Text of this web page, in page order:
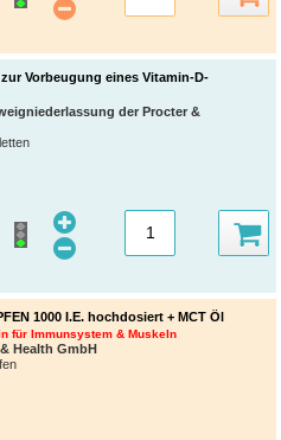
Vorbeugung eines Vitamin-D-
der Procter &
1000 I.E. hochdosiert + MCT Öl
für Immunsystem & Muskeln
Health GmbH